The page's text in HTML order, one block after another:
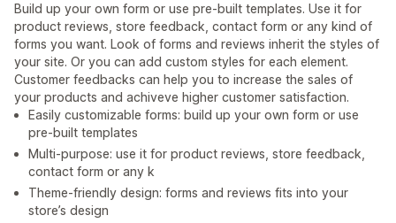
Build up your own form or use pre-built templates. Use it for
product reviews, store feedback, contact form or any kind of
forms you want. Look of forms and reviews inherit the styles of
your site. Or you can add custom styles for each element.
Customer feedbacks can help you to increase the sales of
your products and achiveve higher customer satisfaction.
Easily customizable forms: build up your own form or use
pre-built templates
Multi-purpose: use it for product reviews, store feedback,
contact form or any k
Theme-friendly design: forms and reviews fits into your
store’s design